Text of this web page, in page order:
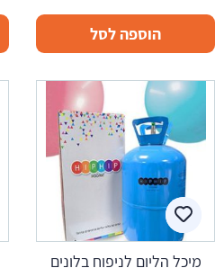
הוספה לסל
מיכל הליום לניפוח בלונים